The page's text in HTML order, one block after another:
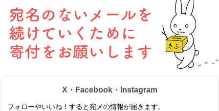
X・Facebook・Instagram
フォローやいいね！すると宛メの情報が届きます。